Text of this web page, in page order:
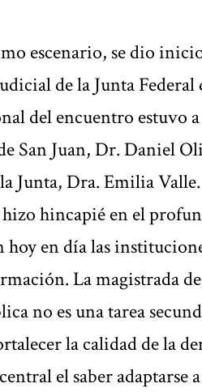
escenario, se dio
de la Junta Federal
del encuentro estuvo
San Juan, Dr. Daniel
Junta, Dra. Emilia Valle.
hincapié en el
en día las
La magistrada
no es una tarea
la calidad de la
el saber adaptarse